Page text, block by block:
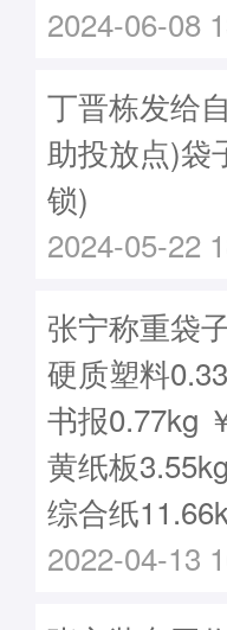
2024-06-08
丁晋栋发给
助投放点)袋
锁)
2024-05-22
张宁称重袋
硬质塑料
书报0.77kg
黄纸板
综合纸
2022-04-13